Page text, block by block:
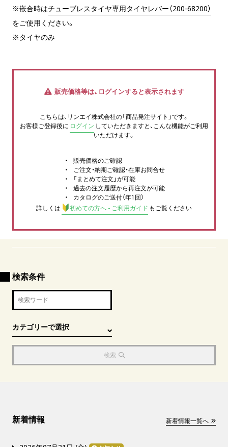
※嵌合時はチューブレスタイヤ専用タイヤレバー（200-68200）
をご使用ください。
※タイヤのみ
販売価格等は、ログインすると表示されます
こちらは、リンエイ株式会社の「商品発注サイト」です。
お客様ご登録後に ログイン していただきますと、こんな機能がご利用
いただけます。
販売価格のご確認
ご注文・納期ご確認・在庫お問合せ
「まとめて注文」が可能
過去の注文履歴から再注文が可能
カタログのご送付（年1回）
詳しくは
初めての方へ - ご利用ガイド もご覧ください
検索条件
検索
新着情報 新着情報一覧へ